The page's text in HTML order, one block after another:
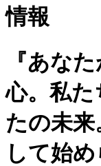
情報
『あな
心。私
たの未
して始